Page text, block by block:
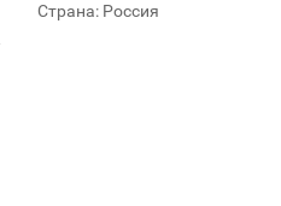
Страна: Россия